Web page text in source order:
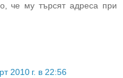
че му търсят адреса при
2010 г. в 22:56